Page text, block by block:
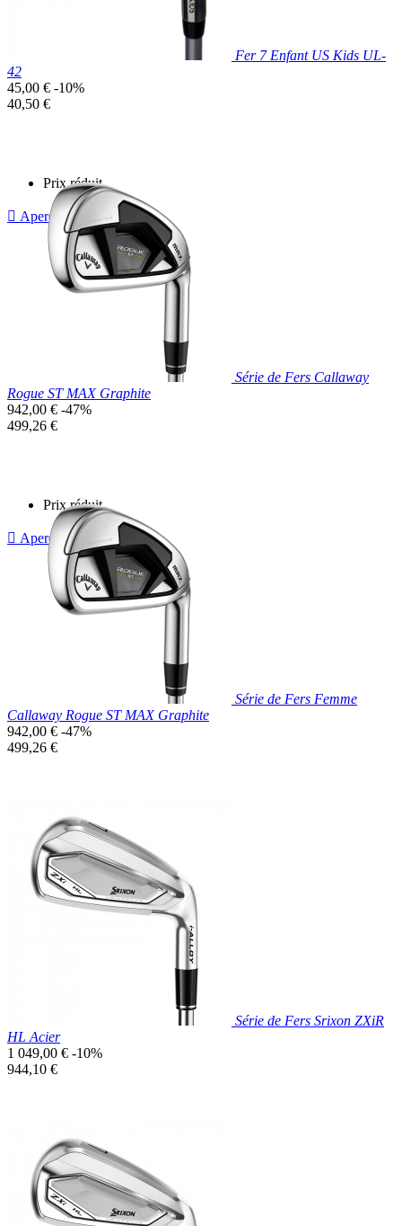
Fer 7 Enfant US Kids UL-
42
Prix
de
45,00 € -10%
Prix
40,50 €
Prix réduit
 Aperçu rapide
Série de Fers Callaway
Rogue ST MAX Graphite
Prix
de
942,00 € -47%
Prix
499,26 €
Prix réduit
 Aperçu rapide
Série de Fers Femme
Callaway Rogue ST MAX Graphite
Prix
de
942,00 € -47%
Prix
499,26 €
Prix réduit
Aperçu rapide
Série de Fers Srixon ZXiR
HL Acier
Prix
de
1 049,00 € -10%
Prix
944,10 €
Prix réduit
Aperçu rapide